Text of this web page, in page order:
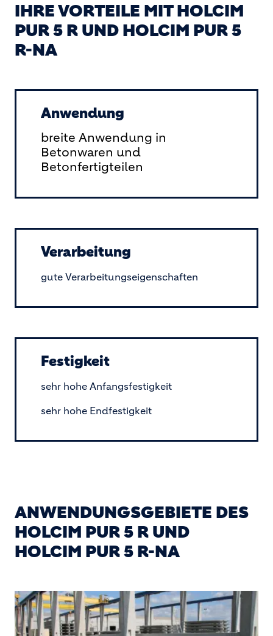
IHRE VORTEILE MIT HOLCIM
PUR 5 R UND HOLCIM PUR 5
R-NA
Anwendung
breite Anwendung in
Betonwaren und
Betonfertigteilen
Verarbeitung
gute Verarbeitungseigenschaften
Festigkeit
sehr hohe Anfangsfestigkeit
sehr hohe Endfestigkeit
ANWENDUNGSGEBIETE DES
HOLCIM PUR 5 R UND
HOLCIM PUR 5 R-NA